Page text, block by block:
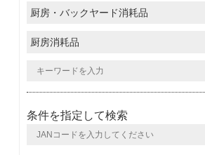
条件を指定して検索